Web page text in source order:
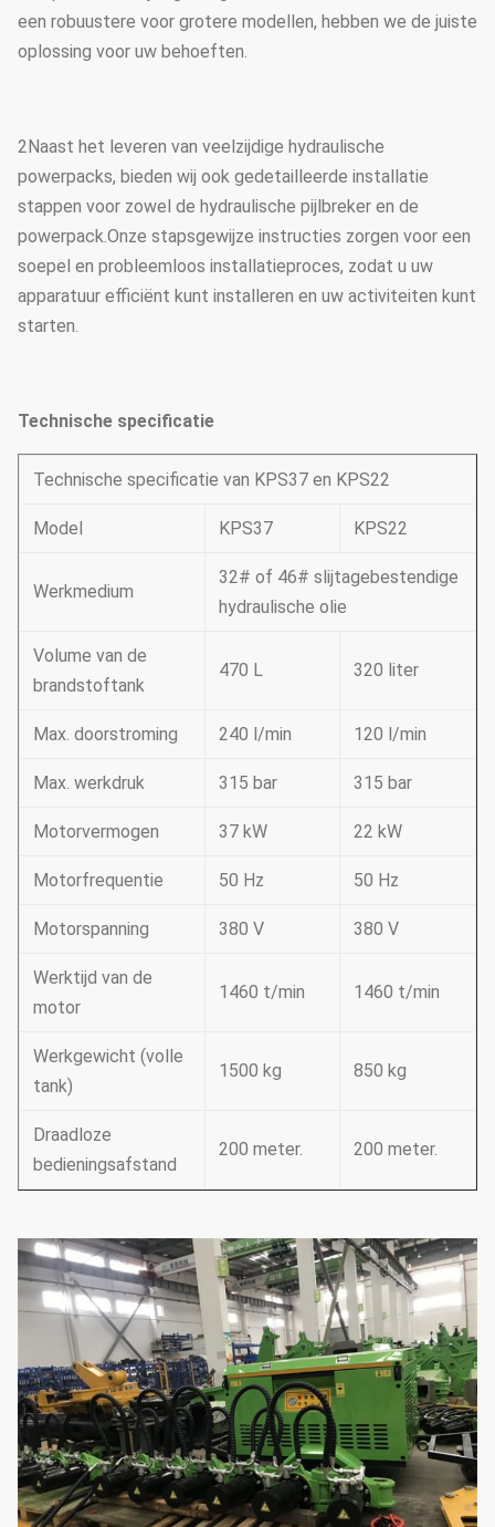
een robuustere voor grotere modellen, hebben we de juiste
oplossing voor uw behoeften.
2Naast het leveren van veelzijdige hydraulische
powerpacks, bieden wij ook gedetailleerde installatie
stappen voor zowel de hydraulische pijlbreker en de
powerpack.Onze stapsgewijze instructies zorgen voor een
soepel en probleemloos installatieproces, zodat u uw
apparatuur efficiënt kunt installeren en uw activiteiten kunt
starten.
Technische specificatie
Technische specificatie van KPS37 en KPS22
Model KPS37 KPS22
Werkmedium
32# of 46# slijtagebestendige
hydraulische olie
Volume van de
brandstoftank
470 L 320 liter
Max. doorstroming 240 l/min 120 l/min
Max. werkdruk 315 bar 315 bar
Motorvermogen 37 kW 22 kW
Motorfrequentie 50 Hz 50 Hz
Motorspanning 380 V 380 V
Werktijd van de
motor
1460 t/min 1460 t/min
Werkgewicht (volle
tank)
1500 kg 850 kg
Draadloze
bedieningsafstand
200 meter. 200 meter.